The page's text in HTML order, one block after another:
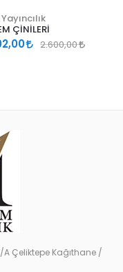
ÇİNİLERİ
2.600,00
A Çeliktepe Kağıthane /